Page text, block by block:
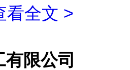
看全文 >
限公司